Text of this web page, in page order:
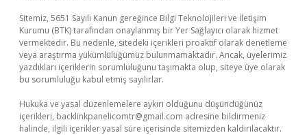
Sitemiz, 5651 Sayılı Kanun gereğince Bilgi Teknolojileri ve İletişim
Kurumu (BTK) tarafından onaylanmış bir Yer Sağlayıcı olarak hizmet
vermektedir. Bu nedenle, sitedeki içerikleri proaktif olarak denetleme
veya araştırma yükümlülüğümüz bulunmamaktadır. Ancak, üyelerimiz
yazdıkları içeriklerin sorumluluğunu taşımakta olup, siteye üye olarak
bu sorumluluğu kabul etmiş sayılırlar.
Hukuka ve yasal düzenlemelere aykırı olduğunu düşündüğünüz
içerikleri, backlinkpanelicomtr@gmail.com adresine bildirmeniz
halinde, ilgili içerikler yasal süre içerisinde sitemizden kaldırılacaktır.